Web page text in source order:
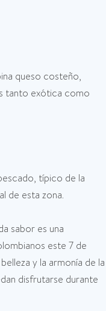
queso costeño,
tanto exótica como
típico de la
de esta zona.
sabor es una
este 7 de
y la armonía de la
disfrutarse durante